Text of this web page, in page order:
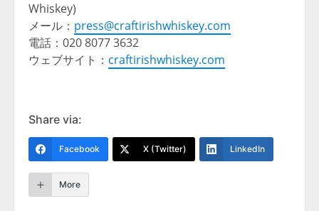
Whiskey)
メール： press@craftirishwhiskey.com
電話：020 8077 3632
ウェブサイト： craftirishwhiskey.com
Share via:
Facebook X (Twitter) LinkedIn
More